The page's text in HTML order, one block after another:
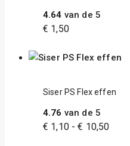
4.64 van de 5
€ 1,50
Siser PS Flex effen
4.76 van de 5
€ 1,10 - € 10,50